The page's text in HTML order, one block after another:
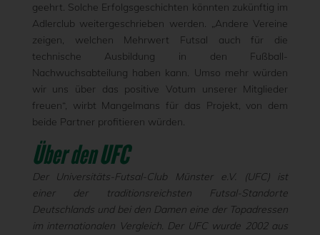
geehrt. Solche Erfolgsgeschichten könnten zukünftig im
Adlerclub weitergeschrieben werden. „Andere Vereine
zeigen, welchen Mehrwert Futsal auch für die
technische Ausbildung in den Fußball-
Nachwuchsabteilung haben kann. Umso mehr würden
wir uns über das positive Votum unserer Mitglieder
freuen“, wirbt Mangelmans für das Projekt, von dem
beide Partner profitieren würden.
Über den UFC
Der Universitäts-Futsal-Club Münster e.V.(UFC) ist
einer der traditionsreichsten Futsal-Standorte
Deutschlands und bei den Damen eine der Topadressen
im internationalen Vergleich. Der UFC wurde 2002 aus